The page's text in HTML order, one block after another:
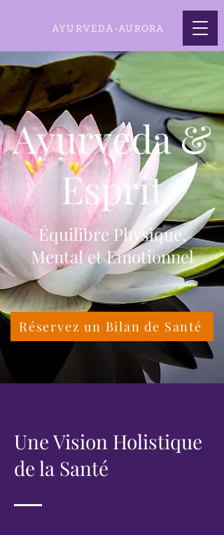
AYURVEDA-AURORA
Ayurveda &
Esprit
Équilibre Physique,
Mental et Emotionnel
Réservez un Bilan de Santé
Une Vision Holistique
de la Santé